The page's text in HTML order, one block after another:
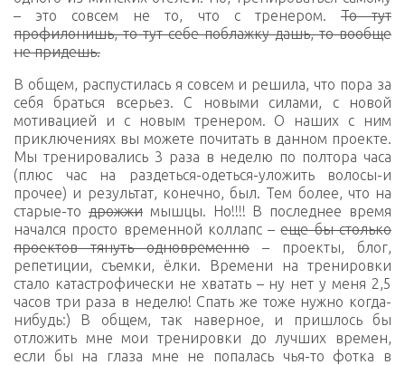
– это совсем не то, что с тренером. То тут
профилонишь, то тут себе поблажку дашь, то вообще
не придешь.
В общем, распустилась я совсем и решила, что пора за
себя браться всерьез. С новыми силами, с новой
мотивацией и с новым тренером. О наших с ним
приключениях вы можете почитать в данном проекте.
Мы тренировались 3 раза в неделю по полтора часа
(плюс час на раздеться-одеться-уложить волосы-и
прочее) и результат, конечно, был. Тем более, что на
старые-тодрожжимышцы. Но!!!! В последнее время
начался просто временной коллапс –еще бы столько
проектов тянуть одновременно – проекты, блог,
репетиции, съемки, ёлки. Времени на тренировки
стало катастрофически не хватать – ну нет у меня 2,5
часов три раза в неделю! Спать же тоже нужно когда-
нибудь:) В общем, так наверное, и пришлось бы
отложить мне мои тренировки до лучших времен,
если бы на глаза мне не попалась чья-то фотка в